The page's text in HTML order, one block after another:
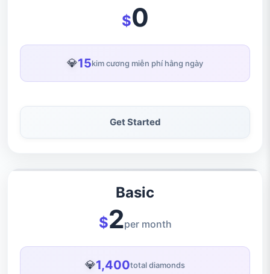
$0
💎15kim cương miễn phí hằng ngày
Get Started
Basic
$2per month
💎1,400total diamonds